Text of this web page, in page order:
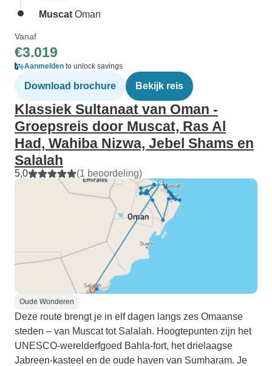
Muscat Oman
Vanaf
€3.019
Aanmelden to unlock savings
Download brochure Bekijk reis
Klassiek Sultanaat van Oman -
Groepsreis door Muscat, Ras Al
Had, Wahiba Nizwa, Jebel Shams en
Salalah
5,0 (1 beoordeling)
Oude Wonderen
Deze route brengt je in elf dagen langs zes Omaanse
steden – van Muscat tot Salalah. Hoogtepunten zijn het
UNESCO-werelderfgoed Bahla-fort, het drielaagse
Jabreen-kasteel en de oude haven van Sumharam. Je